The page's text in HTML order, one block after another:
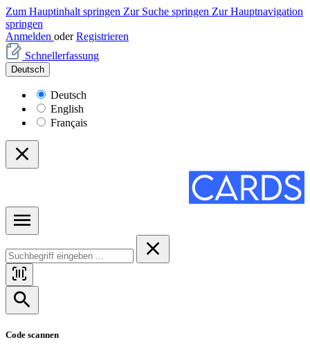
Zum Hauptinhalt springen Zur Suche springen Zur Hauptnavigation
springen
Anmelden oder Registrieren
Schnellerfassung
Deutsch
Deutsch
English
Français
Code scannen